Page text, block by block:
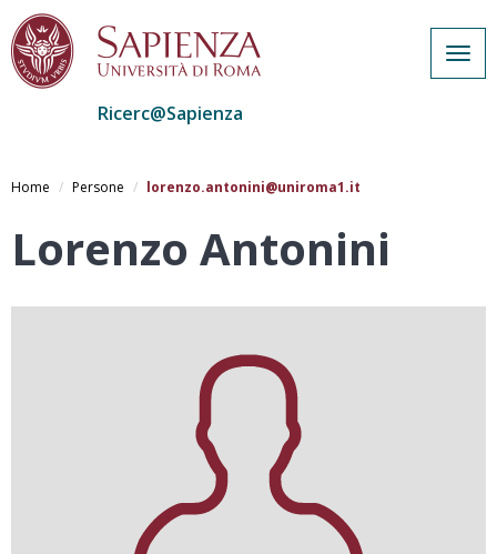
al
Ricerc@Sapienza
Home Persone lorenzo.antonini@uniroma1.it
Lorenzo Antonini